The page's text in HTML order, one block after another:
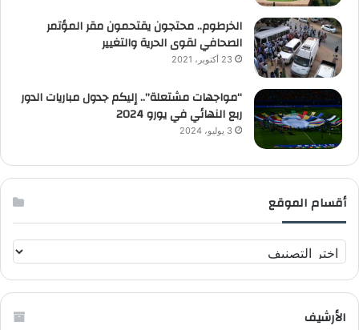
الخرطوم.. محتجون يقتحمون مقر المؤتمر
الصحافي لقوى الحرية والتغيير
23 أكتوبر، 2021
“مواجهات مشتعلة”.. إليكم جدول مباريات الدور
ربع النهائي في يورو 2024
3 يوليو، 2024
أقسام الموقع
ق
س
م
الأرشيف